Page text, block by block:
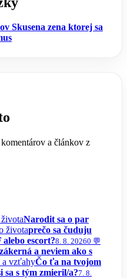
Skusena zena ktorej sa
a článkov z
Narodit sa o par
životaprečo sa čuduju
escort?8. 8. 20260 💬
a neviem ako s
a vzťahyČo ťa na tvojom
s tým zmieril/a?7. 8.